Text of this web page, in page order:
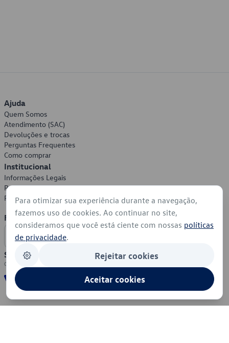
Ajuda
Quem Somos
Atendimento (SAC)
Devoluções e trocas
Perguntas Frequentes
Como comprar
Institucional
Informações Legais
Política de Privacidade
Política de Cookies
Formas de Pagamento
Segurança
Para otimizar sua experiência durante a navegação,
fazemos uso de cookies. Ao continuar no site,
consideramos que você está ciente com nossas políticas
de privacidade.
Rejeitar cookies
Aceitar cookies